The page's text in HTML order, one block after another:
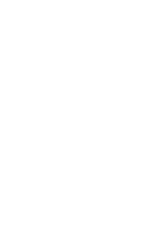
dan regulasi impor